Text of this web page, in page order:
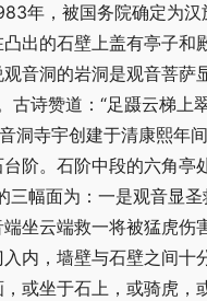
年，被国务院确定为
出的石壁上盖有亭子和
音洞的岩洞是观音菩萨
古诗赞道：“足蹑云梯
洞寺宇创建于清康熙
阶。石阶中段的六角亭
幅面为：一是观音显
坐云端救一将被猛虎伤
内，墙壁与石壁之间十
或坐于石上，或骑虎，